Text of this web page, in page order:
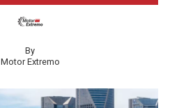
By
Motor Extremo